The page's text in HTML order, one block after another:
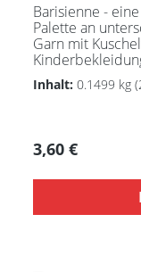
Barisienne -
Palette an
Garn mit
Inhalt: 0.1499 kg
Regulärer Preis:
3,60 €